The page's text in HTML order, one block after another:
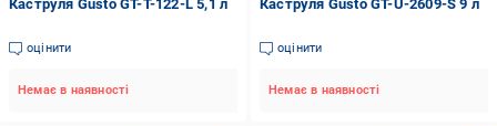
Каструля Gusto GT-T-122-L 5,1 л
оцінити
Немає в наявності
Каструля Gusto GT-U-2609-S 9 л
оцінити
Немає в наявності